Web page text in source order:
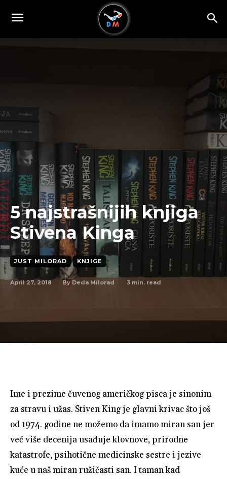
5 najstrašnijih knjiga
Stivena Kinga
JUST MILORAD KNJIGE
April 27, 2018 By Deda Milorad 3 min. read
Ime i prezime čuvenog američkog pisca je sinonim
za stravu i užas. Stiven King je glavni krivac što još
od 1974. godine ne možemo da imamo miran san jer
već više decenija usađuje klovnove, prirodne
katastrofe, psihotične medicinske sestre i jezive
kuće u naš miran ružičasti san. I taman kad